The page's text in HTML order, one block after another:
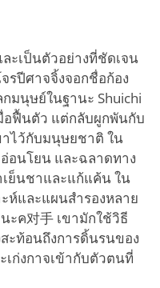
ะเป็นตัวอย่างที่ชัดเจน
รปีศาจจิ้งจอกชื่อก้อง
กมนุษย์ในฐานะ Shuichi
อฟื้นตัว แต่กลับผูกพันกับ
ไว้กับมนุษยชาติ ใน
อนโยน และฉลาดทาง
เย็นชาและแก้แค้น ใน
ห์และแผนสำรองหลาย
ะค对手 เขามักใช้วิธี
ะท้อนถึงการดิ้นรนของ
ก่งกาจเข้ากับตัวตนที่